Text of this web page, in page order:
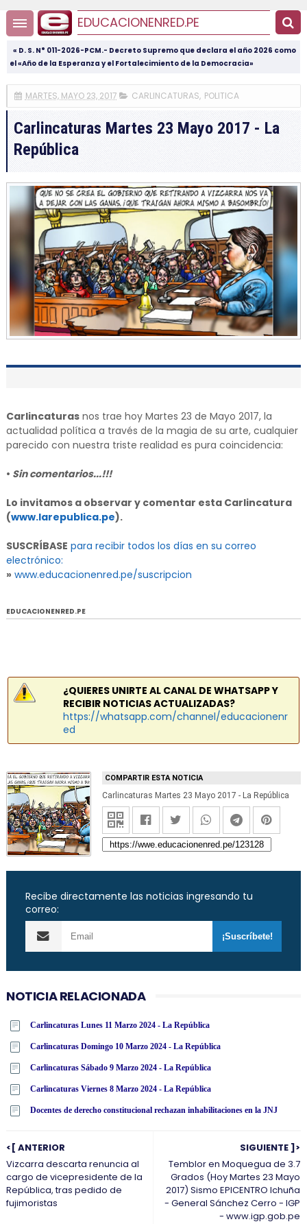
EDUCACIONENRED.PE
« D. S. N° 011-2026-PCM.- Decreto Supremo que declara el año 2026 como
el «Año de la Esperanza y el Fortalecimiento de la Democracia»
MARTES, MAYO 23, 2017 CARLINCATURAS, POLITICA
Carlincaturas Martes 23 Mayo 2017 - La
República
Carlincaturasnos trae hoy Martes 23 de Mayo 2017, la
actualidad política a través de la magia de su arte, cualquier
parecido con nuestra triste realidad es pura coincidencia:
• Sin comentarios...!!!
Lo invitamos a observar y comentar esta Carlincatura
(www.larepublica.pe).
SUSCRÍBASE para recibir todos los días en su correo
electrónico:
» www.educacionenred.pe/suscripcion
EDUCACIONENRED.PE
¿QUIERES UNIRTE AL CANAL DE WHATSAPP Y
RECIBIR NOTICIAS ACTUALIZADAS?
https://whatsapp.com/channel/educacionenr
ed
COMPARTIR ESTA NOTICIA
Carlincaturas Martes 23 Mayo 2017 - La República
Recibe directamente las noticias ingresando tu
correo:
NOTICIA RELACIONADA
Carlincaturas Lunes 11 Marzo 2024 - La República
Carlincaturas Domingo 10 Marzo 2024 - La República
Carlincaturas Sábado 9 Marzo 2024 - La República
Carlincaturas Viernes 8 Marzo 2024 - La República
Docentes de derecho constitucional rechazan inhabilitaciones en la JNJ
SIGUIENTE ]>
Temblor en Moquegua de 3.7
Grados (Hoy Martes 23 Mayo
2017) Sismo EPICENTRO Ichuña
- General Sánchez Cerro - IGP
- www.igp.gob.pe
<[ ANTERIOR
Vizcarra descarta renuncia al
cargo de vicepresidente de la
República, tras pedido de
fujimoristas